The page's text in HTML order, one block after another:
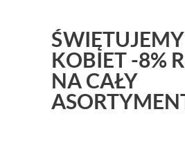
KOBIET -8%
NA CAŁY